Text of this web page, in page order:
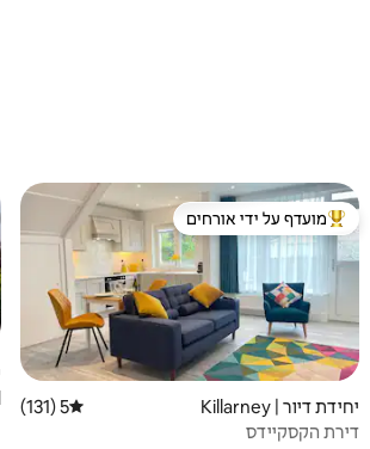
מוביל בקרב נכסים מועדפים על ידי אורחים
מועדף על ידי אורחים
יחידת דיור | Killarney דירוג ממוצע של 5 מתוך 5,
5 (131)
דירת הקסקיידס